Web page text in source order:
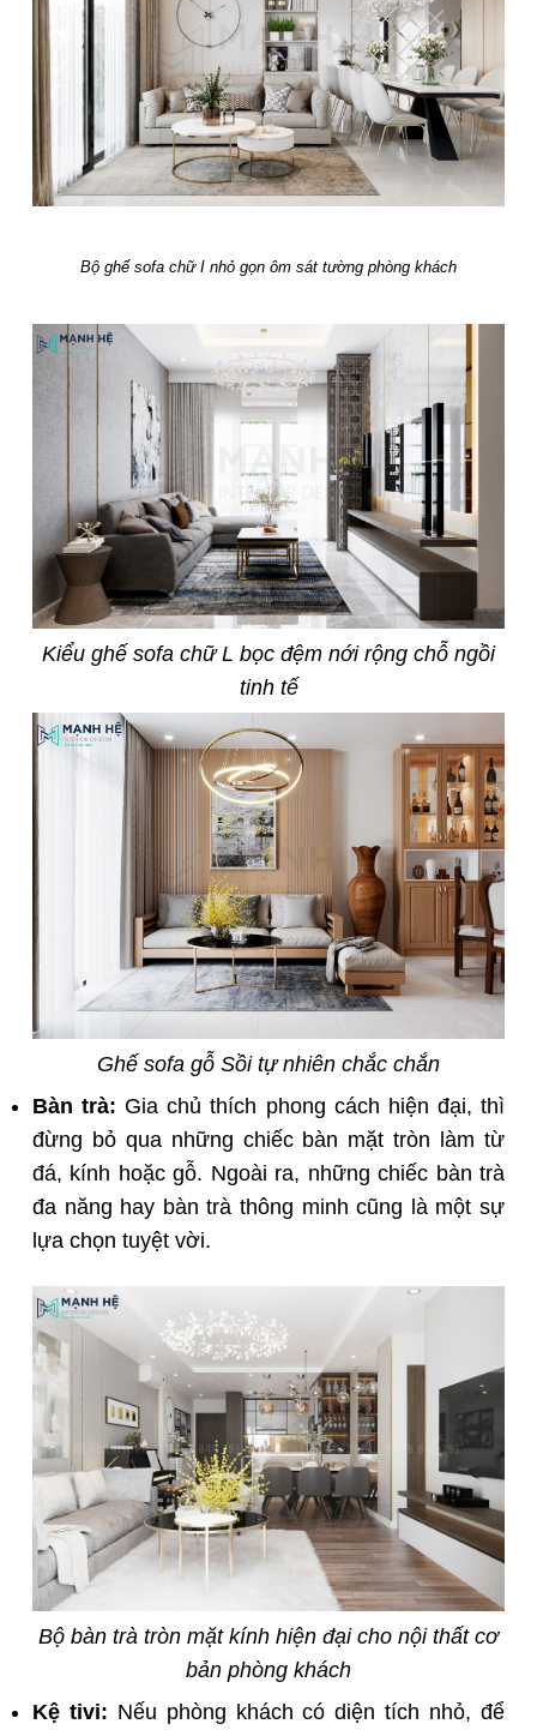
Bộ ghế sofa chữ I nhỏ gọn ôm sát tường phòng khách
Kiểu ghế sofa chữ L bọc đệm nới rộng chỗ ngồi
tinh tế
Ghế sofa gỗ Sồi tự nhiên chắc chắn
Bàn trà: Gia chủ thích phong cách hiện đại, thì
đừng bỏ qua những chiếc bàn mặt tròn làm từ
đá, kính hoặc gỗ. Ngoài ra, những chiếc bàn trà
đa năng hay bàn trà thông minh cũng là một sự
lựa chọn tuyệt vời.
Bộ bàn trà tròn mặt kính hiện đại cho nội thất cơ
bản phòng khách
Kệ tivi: Nếu phòng khách có diện tích nhỏ, để